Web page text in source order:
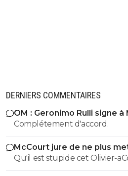
DERNIERS COMMENTAIRES
OM : Geronimo Rulli signe
Complétement d'accord.
McCourt jure de ne plus
Qu'il est stupide cet Olivier-
ses commentaires puérils